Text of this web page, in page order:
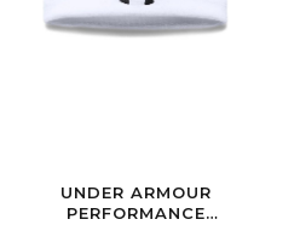
UNDER ARMOUR
PERFORMANCE